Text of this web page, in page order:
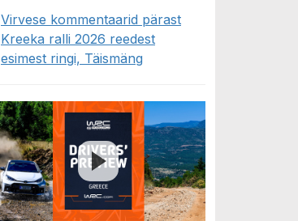
Virvese kommentaarid pärast
Kreeka ralli 2026 reedest
esimest ringi, Täismäng